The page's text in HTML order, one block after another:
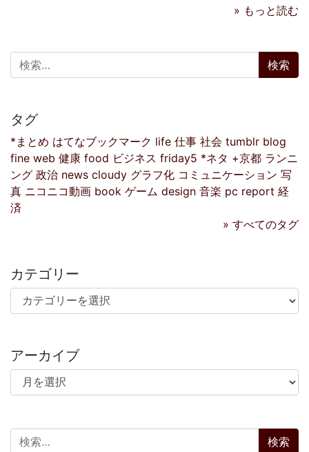
» もっと読む
検索:
タグ
*まとめ はてなブックマーク life 仕事 社会 tumblr blog
fine web 健康 food ビジネス friday5 *ネタ +京都 ランニ
ング 政治 news cloudy グラフ化 コミュニケーション 写
真 ニコニコ動画 book ゲーム design 音楽 pc report 経
済
» すべてのタグ
カテゴリー
カテゴリー
アーカイブ
アーカイブ
検索: